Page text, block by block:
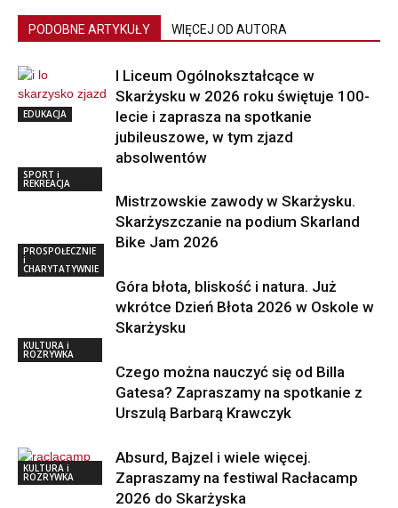
PODOBNE ARTYKUŁY WIĘCEJ OD AUTORA
EDUKACJA
I Liceum Ogólnokształcące w
Skarżysku w 2026 roku świętuje 100-
lecie i zaprasza na spotkanie
jubileuszowe, w tym zjazd
absolwentów
SPORT i
REKREACJA
Mistrzowskie zawody w Skarżysku.
Skarżyszczanie na podium Skarland
Bike Jam 2026
PROSPOŁECZNIE
i
CHARYTATYWNIE
Góra błota, bliskość i natura. Już
wkrótce Dzień Błota 2026 w Oskole w
Skarżysku
KULTURA i
ROZRYWKA
Czego można nauczyć się od Billa
Gatesa? Zapraszamy na spotkanie z
Urszulą Barbarą Krawczyk
KULTURA i
ROZRYWKA
Absurd, Bajzel i wiele więcej.
Zapraszamy na festiwal Racłacamp
2026 do Skarżyska